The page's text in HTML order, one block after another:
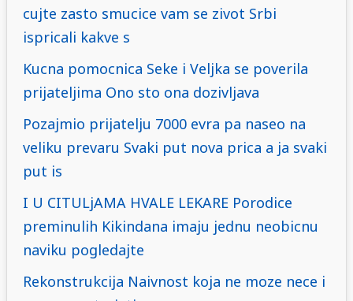
cujte zasto smucice vam se zivot Srbi
ispricali kakve s
Kucna pomocnica Seke i Veljka se poverila
prijateljima Ono sto ona dozivljava
Pozajmio prijatelju 7000 evra pa naseo na
veliku prevaru Svaki put nova prica a ja svaki
put is
I U CITULjAMA HVALE LEKARE Porodice
preminulih Kikindana imaju jednu neobicnu
naviku pogledajte
Rekonstrukcija Naivnost koja ne moze nece i